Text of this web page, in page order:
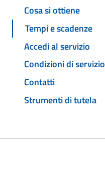
Cosa si ottiene
Tempi e scadenze
Accedi al servizio
Condizioni di servizio
Contatti
Strumenti di tutela